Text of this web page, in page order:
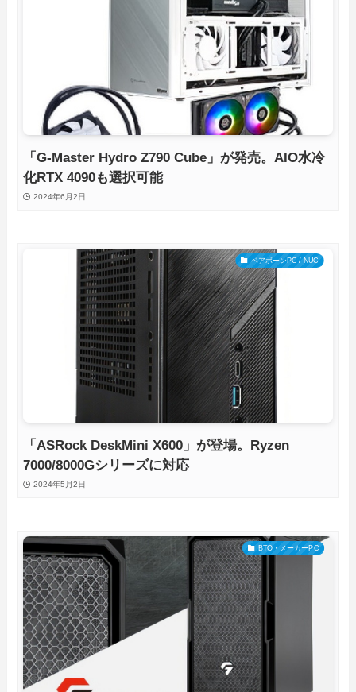
「G-Master Hydro Z790 Cube」が発売。AIO水冷
化RTX 4090も選択可能
2024年6月2日
ベアボーンPC / NUC
「ASRock DeskMini X600」が登場。Ryzen
7000/8000Gシリーズに対応
2024年5月2日
BTO・メーカーPC